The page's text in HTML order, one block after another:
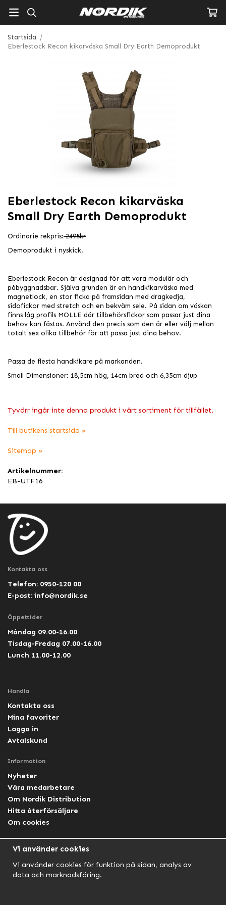
Startsida /
Eberlestock Recon kikarväska Small Dry Earth Demoprodukt
Eberlestock Recon kikarväska
Small Dry Earth Demoprodukt
Ordinarie rekpris:2495kr
Demoprodukt i nyskick.
Eberlestock Recon är designad för att vara modulär och
påbyggnadsbar. Själva grunden är en handkikarväska med
magnetlock, en stor ficka på framsidan med dragkedja,
sidofickor med stretch och en bekväm sele. På sidan om väskan
finns låg profils MOLLE där tillbehörsfickor som passar just dina
behov kan fästas. Använd den precis som den är eller välj mellan
totalt sex olika tillbehör för att passa just dina behov.
Passa de flesta handkikare på markanden.
Small Dimensioner: 18,5cm hög, 14cm bred och 6,35cm djup
Tyvärr ingår inte denna produkt i vårt sortiment för tillfället.
Till butikens startsida »
Sitemap »
Artikelnummer:
EB-UTF16
Kontakta oss
Telefon: 0950-120 00
E-post: info@nordik.se
Öppettider
Måndag 09.00-16.00
Tisdag-Fredag 07.00-16.00
Lunch 11.00-12.00
Handla
Kontakta oss
Mina favoriter
Logga in
Avtalskund
Information
Nyheter
Våra medarbetare
Om Nordik Distribution
Hitta återförsäljare
Om cookies
Facebook Lightforce Sweden
Vi använder cookies
Vi använder cookies för funktion på sidan, analys av
data och marknadsföring.